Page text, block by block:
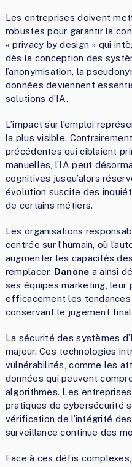
Les entreprises doivent
robustes pour garantir la
« privacy by design » qui
dès la conception des
l’anonymisation, la
données deviennent
solutions d’IA.
L’impact sur l’emploi
la plus visible.
précédentes qui ciblaient
manuelles, l’IA peut
cognitives jusqu’alors
évolution suscite des
de certains métiers.
Les organisations
centrée sur l’humain, où
augmenter les capacités
remplacer. Danone a ainsi
ses équipes marketing, leur
efficacement les
conservant le jugement
La sécurité des systèmes
majeur. Ces technologies
vulnérabilités, comme les
données qui peuvent
algorithmes. Les
pratiques de cybersécurité
vérification de l’intégrité
surveillance continue des
Face à ces défis